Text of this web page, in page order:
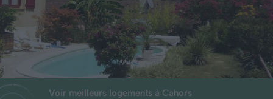
Voir meilleurs logements à Cahors